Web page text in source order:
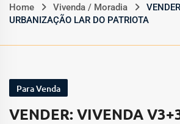
Home Vivenda / Moradia
URBANIZAÇÃO LAR DO PATRIOTA
Para Venda
VENDER: VIVENDA